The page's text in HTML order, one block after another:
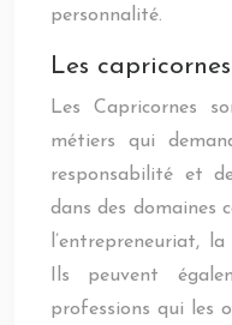
personnalité.
Les
Les Capricornes
métiers qui
responsabilité et
dans des domaines
l’entrepreneuriat,
Ils peuvent
professions qui les